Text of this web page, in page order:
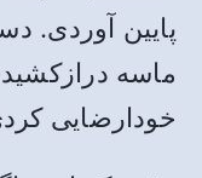
پایین آوردی.
ماسه
خودارضایی